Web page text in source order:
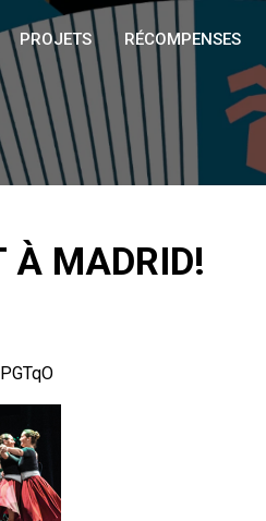
PROJETS RÉCOMPENSES
À MADRID!